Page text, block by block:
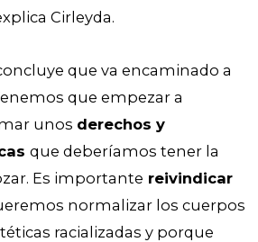
Cirleyda.
que va encaminado a
que empezar a
unos derechos y
que deberíamos tener la
Es importante reivindicar
normalizar los cuerpos
racializadas y porque